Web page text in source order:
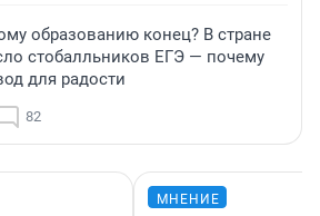
образованию конец? В стране
стобалльников ЕГЭ — почему
для радости
82
МНЕНИЕ